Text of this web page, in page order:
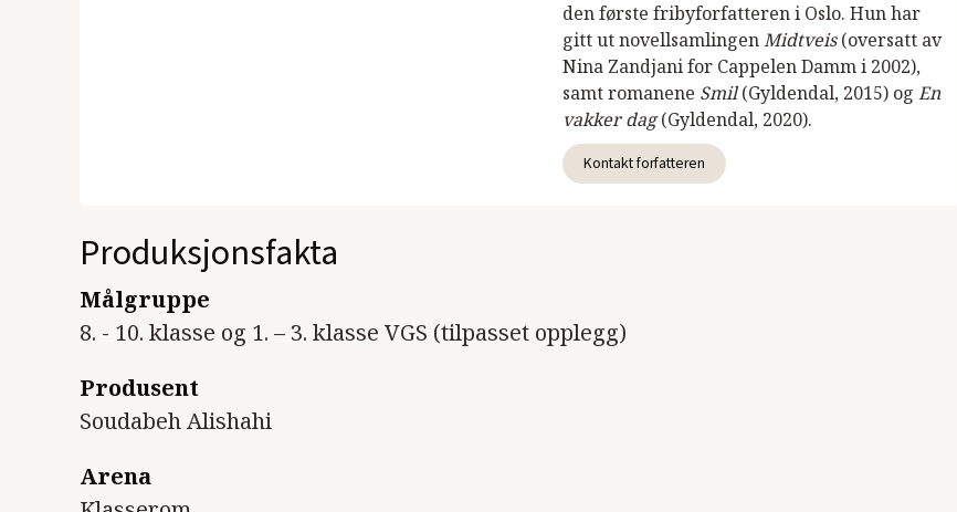
den første fribyforfatteren i Oslo. Hun har
gitt ut novellsamlingenMidtveis(oversatt av
Nina Zandjani for Cappelen Damm i 2002),
samt romanene Smil(Gyldendal, 2015) og En
vakker dag(Gyldendal, 2020).
Kontakt forfatteren
Produksjonsfakta
Målgruppe
8. - 10. klasse og 1. – 3. klasse VGS (tilpasset opplegg)
Produsent
Soudabeh Alishahi
Arena